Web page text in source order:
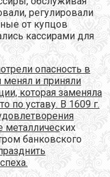
регулировали
от купцов
кассирами для
опасность в
менял и приняли
которая заменяла
по уставу. В 1609 г.
металлических
банковского